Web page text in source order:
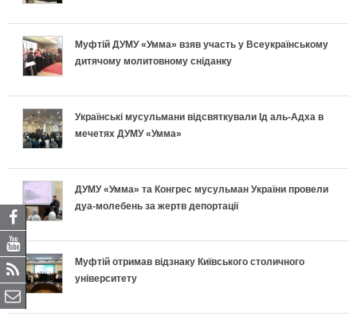
Муфтій ДУМУ «Умма» взяв участь у Всеукраїнському
дитячому молитовному сніданку
Українські мусульмани відсвяткували Ід аль-Адха в
мечетях ДУМУ «Умма»
ДУМУ «Умма» та Конгрес мусульман України провели
дуа-молебень за жертв депортації
Муфтій отримав відзнаку Київського столичного
університету